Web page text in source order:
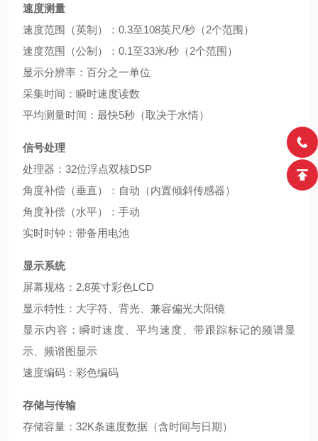
速度测量
速度范围（英制）：0.3至108英尺/秒（2个范围）
速度范围（公制）：0.1至33米/秒（2个范围）
显示分辨率：百分之一单位
采集时间：瞬时速度读数
平均测量时间：最快5秒（取决于水情）
信号处理
处理器：32位浮点双核DSP
角度补偿（垂直）：自动（内置倾斜传感器）
角度补偿（水平）：手动
实时时钟：带备用电池
显示系统
屏幕规格：2.8英寸彩色LCD
显示特性：大字符、背光、兼容偏光大阳镜
显示内容：瞬时速度、平均速度、带跟踪标记的频谱显
示、频谱图显示
速度编码：彩色编码
存储与传输
存储容量：32K条速度数据（含时间与日期）